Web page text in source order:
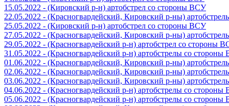
15.05.2022 - (Кировский р-н) артобстрел со стороны ВСУ
22.05.2022 - (Красногвардейский, Кировский р-ны)
25.05.2022 - (Кировский р-н) артобстрел со стороны ВСУ
27.05.2022 - (Красногвардейский, Кировский р-ны)
29.05.2022 - (Красногвардейский р-н) артобстрел со стороны
31.05.2022 - (Красногвардейский р-н) артобстрелы со
01.06.2022 - (Красногвардейский, Кировский р-ны)
02.06.2022 - (Красногвардейский, Кировский р-ны)
03.06.2022 - (Красногвардейский, Кировский р-ны)
04.06.2022 - (Красногвардейский р-н) артобстрелы со
05.06.2022 - (Красногвардейский р-н) артобстрелы со